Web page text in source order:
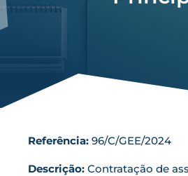
Fale
Concursos
Referência: 96/C/GEE/2024
Descrição: Contratação de